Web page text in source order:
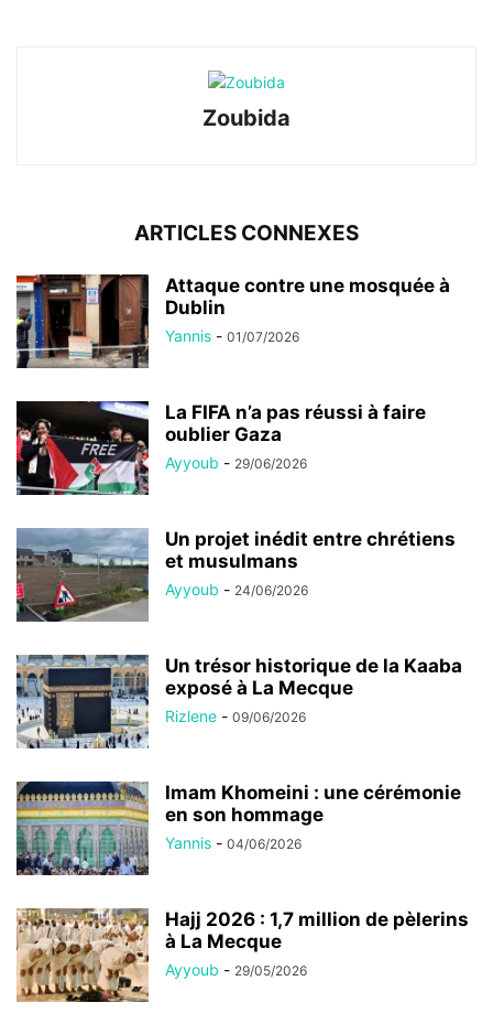
Zoubida
ARTICLES CONNEXES
Attaque contre une mosquée à
Dublin
Yannis - 01/07/2026
La FIFA n’a pas réussi à faire
oublier Gaza
Ayyoub - 29/06/2026
Un projet inédit entre chrétiens
et musulmans
Ayyoub - 24/06/2026
Un trésor historique de la Kaaba
exposé à La Mecque
Rizlene - 09/06/2026
Imam Khomeini : une cérémonie
en son hommage
Yannis - 04/06/2026
Hajj 2026 : 1,7 million de pèlerins
à La Mecque
Ayyoub - 29/05/2026